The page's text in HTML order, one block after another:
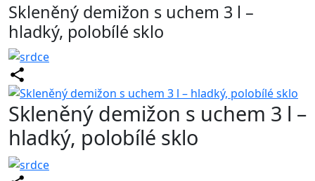
Skleněný demižon s uchem 3 l –
hladký, polobílé sklo
Skleněný demižon s uchem 3 l –
hladký, polobílé sklo